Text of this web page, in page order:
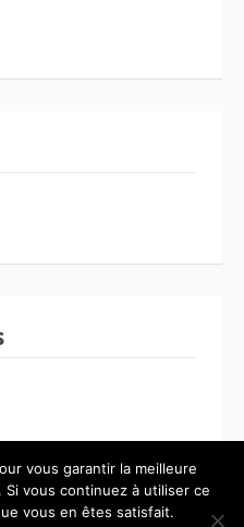
vous garantir la meilleure
vous continuez à utiliser ce
vous en êtes satisfait.